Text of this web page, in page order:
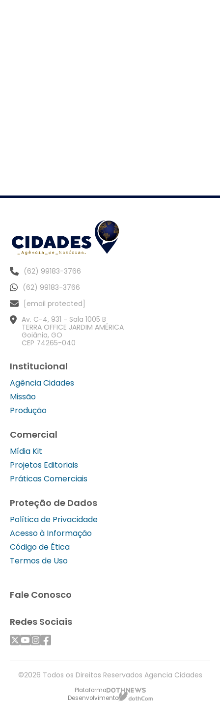
(62) 99183-3766
(62) 99183-3766
[email protected]
Av. C-4, 931 - Sala 1005 B
TERRA OFFICE JARDIM AMÉRICA
Goiânia, GO
CEP 74265-040
Institucional
Agência Cidades
Missão
Produção
Comercial
Mídia Kit
Projetos Editoriais
Práticas Comerciais
Proteção de Dados
Política de Privacidade
Acesso à Informação
Código de Ética
Termos de Uso
Fale Conosco
Redes Sociais
©2026 Todos os Direitos Reservados Agencia Cidades
Plataforma
Desenvolvimento